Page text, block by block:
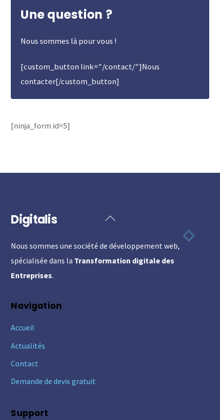
Une question ?
Nous sommes là pour vous !
[custom_button link="/contact/"]Nous
contacter[/custom_button]
[ninja_form id=5]
Back
Top
Digitalis
Nous sommes une société de développement web,
spécialisée dans la Transformation digitale des
Entreprises.
Navigation
Accueil
Actualités
Contact
Demande de devis gratuit
Support